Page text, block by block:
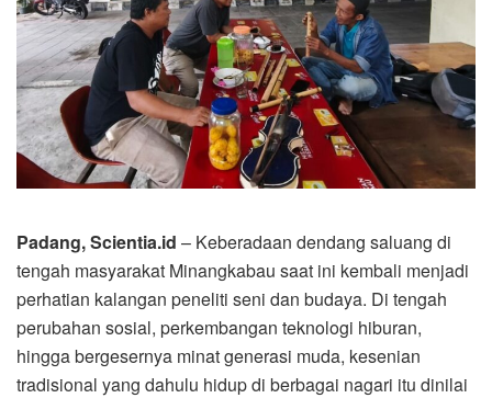
Padang, Scientia.id – Keberadaan dendang saluang di
tengah masyarakat Minangkabau saat ini kembali menjadi
perhatian kalangan peneliti seni dan budaya. Di tengah
perubahan sosial, perkembangan teknologi hiburan,
hingga bergesernya minat generasi muda, kesenian
tradisional yang dahulu hidup di berbagai nagari itu dinilai